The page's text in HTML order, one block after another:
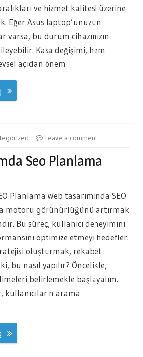
ve hizmet kalitesi üzerine
Eğer Asus laptop’unuzun
varsa, bu durum cihazınızın
Kasa değişimi, hem
açıdan önem
Leave a comment
Seo Planlama
Planlama Web tasarımında SEO
motoru görünürlüğünü artırmak
Bu süreç, kullanıcı deneyimini
optimize etmeyi hedefler.
oluşturmak, rekabet
bu nasıl yapılır? Öncelikle,
belirlemekle başlayalım.
arama